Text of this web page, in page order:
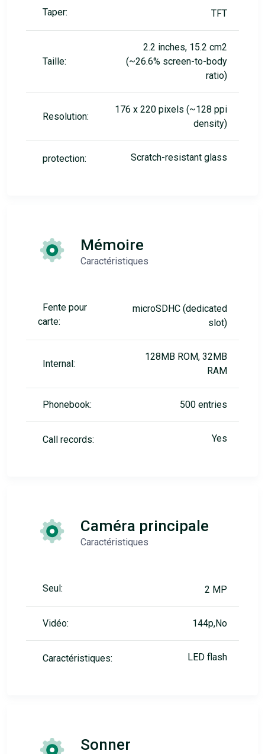
Taper: TFT
Taille:
2.2 inches, 15.2 cm2
(~26.6% screen-to-body
ratio)
Resolution:
176 x 220 pixels (~128 ppi
density)
protection: Scratch-resistant glass
Mémoire
Caractéristiques
Fente pour
carte:
microSDHC (dedicated
slot)
Internal:
128MB ROM, 32MB
RAM
Phonebook: 500 entries
Call records: Yes
Caméra principale
Caractéristiques
Seul: 2 MP
Vidéo: 144p,No
Caractéristiques: LED flash
Sonner